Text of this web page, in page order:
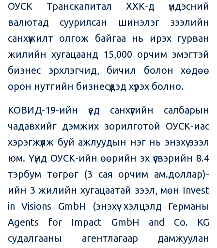
ОУСК Транскапитал ХХК-д үндэсний
валютад суурилсан шинэлэг зээлийн
санхүүжилт олгож байгаа нь ирэх гурван
жилийн хугацаанд 15,000 орчим эмэгтэй
бизнес эрхлэгчид, бичил болон хөдөө
орон нутгийн бизнесүүдэд хүрэх болно.
КОВИД-19-ийн үед санхүүгийн салбарын
чадавхийг дэмжих зорилготой ОУСК-иас
хэрэгжүүлж буй ажлуудын нэг нь энэхүү зээл
юм. Үүнд ОУСК-ийн өөрийн эх үүсвэрийн 8.4
тэрбум төгрөг (3 сая орчим ам.доллар)-
ийн 3 жилийн хугацаатай зээл, мөн Invest
in Visions GmbH (энэхүү хэлцэлд Германы
Agents for Impact GmbH and Co. KG
судалгааны агентлагаар дамжуулан